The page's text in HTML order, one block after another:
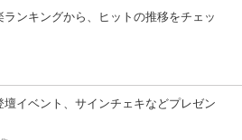
ランキングから、ヒットの推移をチェッ
壇イベント、サインチェキなどプレゼン